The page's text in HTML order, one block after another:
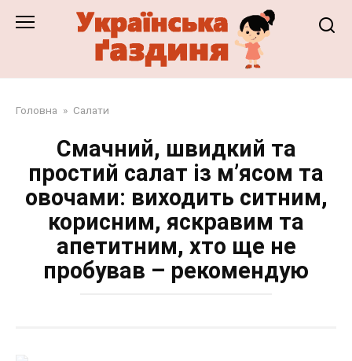
Головна » Салати
Смачний, швидкий та
простий салат із м’ясом та
овочами: виходить ситним,
корисним, яскравим та
апетитним, хто ще не
пробував – рекомендую